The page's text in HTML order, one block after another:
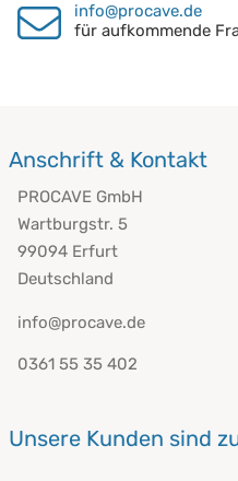
info@procave.de
für aufkommende
Anschrift & Kontakt
PROCAVE GmbH
Wartburgstr. 5
99094 Erfurt
Deutschland
info@procave.de
0361 55 35 402
Unsere Kunden sind